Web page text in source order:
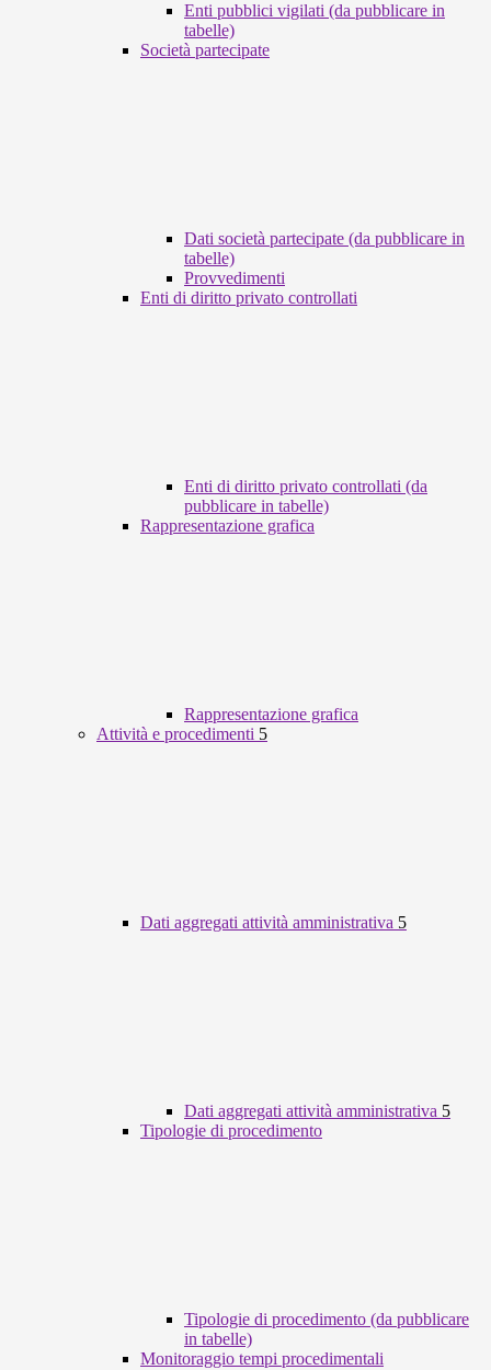
Enti pubblici vigilati (da pubblicare in
tabelle)
Società partecipate
Dati società partecipate (da pubblicare in
tabelle)
Provvedimenti
Enti di diritto privato controllati
Enti di diritto privato controllati (da
pubblicare in tabelle)
Rappresentazione grafica
Rappresentazione grafica
Attività e procedimenti 5
Dati aggregati attività amministrativa 5
Dati aggregati attività amministrativa 5
Tipologie di procedimento
Tipologie di procedimento (da pubblicare
in tabelle)
Monitoraggio tempi procedimentali